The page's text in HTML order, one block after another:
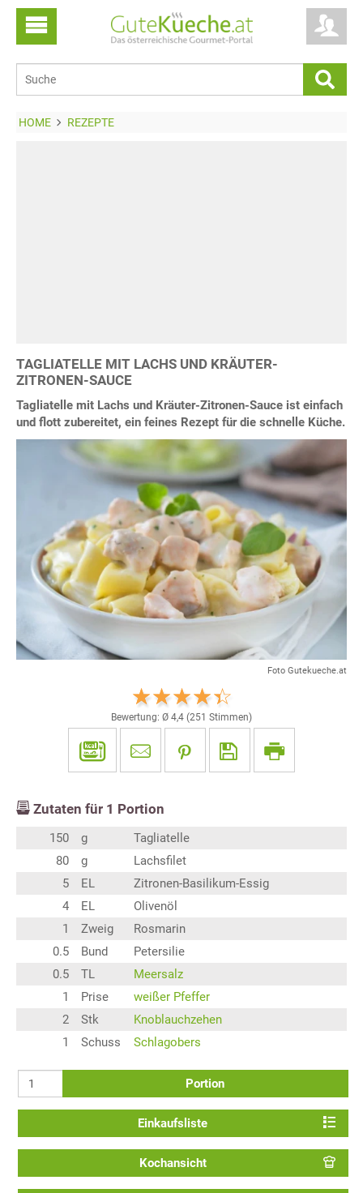
HOME REZEPTE
TAGLIATELLE MIT LACHS UND KRÄUTER-
ZITRONEN-SAUCE
Tagliatelle mit Lachs und Kräuter-Zitronen-Sauce ist einfach
und flott zubereitet, ein feines Rezept für die schnelle Küche.
Foto Gutekueche.at
Bewertung: Ø 4,4 (251 Stimmen)
Zutaten für 1 Portion
150 g
Tagliatelle
80
g
Lachsfilet
5
EL
Zitronen-Basilikum-Essig
4
EL
Olivenöl
1
Zweig
Rosmarin
0.5
Bund
Petersilie
0.5
TL
Meersalz
1
Prise
weißer Pfeffer
2
Stk
Knoblauchzehen
1
Schuss Schlagobers
Portion
Einkaufsliste
Kochansicht